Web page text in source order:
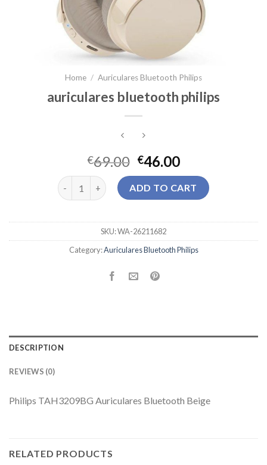
Home / Auriculares Bluetooth Philips
auriculares bluetooth philips
€69.00 €46.00
auriculares bluetooth philips quantity
ADD TO CART
SKU:WA-26211682
Category:Auriculares Bluetooth Philips
DESCRIPTION
REVIEWS (0)
Philips TAH3209BG Auriculares Bluetooth Beige
RELATED PRODUCTS